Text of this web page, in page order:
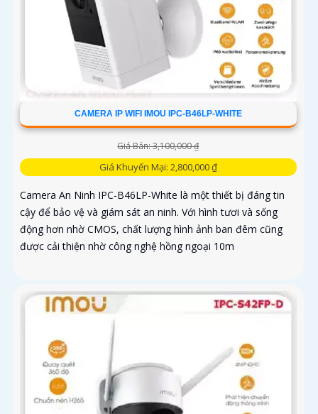
CAMERA IP WIFI IMOU IPC-B46LP-WHITE
Giá Bán: 3,100,000 ₫
Giá Khuyến Mại: 2,800,000 ₫
Camera An Ninh IPC-B46LP-White là một thiết bị đáng tin
cậy để bảo vệ và giám sát an ninh. Với hình tươi và sống
động hơn nhờ CMOS, chất lượng hình ảnh ban đêm cũng
được cải thiện nhờ công nghệ hồng ngoại 10m